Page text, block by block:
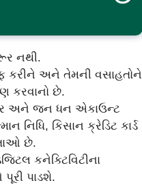
નથી.
કરીને અને તેમની વસાહતોને
કરવાનો છે.
અને જન ધન એકાઉન્ટ
નિધિ, કિસાન ક્રેડિટ કાર્ડ
છે.
કનેક્ટિવિટીના
પાડશે.